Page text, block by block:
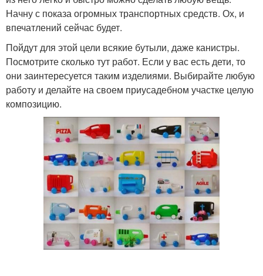
Начну с показа огромных транспортных средств. Ох, и
впечатлений сейчас будет.
Пойдут для этой цели всякие бутыли, даже канистры.
Посмотрите сколько тут работ. Если у вас есть дети, то
они заинтересуется таким изделиями. Выбирайте любую
работу и делайте на своем приусадебном участке целую
композицию.